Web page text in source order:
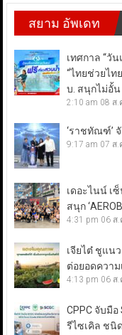
สยาม อัพเดท
เทศกาล “วั
“ไทยช่วยไท
บ. สนุกไม่อั้น
2:10 am 08 ส.
‘ราชทัณฑ์’ จั
9:17 am 07 ส.
เดอะไนน์ เ
สนุก
4:31 pm 06 ส
เจียไต๋ ชูแน
ต่อยอดควา
4:13 pm 06 ส
CPPC จับมื
รีไซเคิล ชนิ